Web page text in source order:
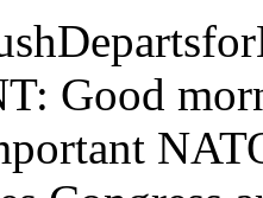
Good